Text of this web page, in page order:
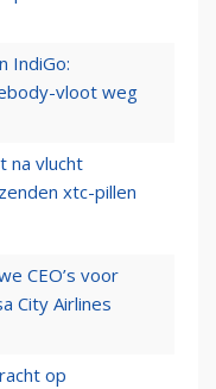
IndiGo:
vloot weg
na vlucht
xtc-pillen
CEO’s voor
City Airlines
op